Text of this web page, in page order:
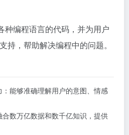
种编程语言的代码，并为用户
持，帮助解决编程中的问题。
能够准确理解用户的意图、情感
数万亿数据和数千亿知识，提供